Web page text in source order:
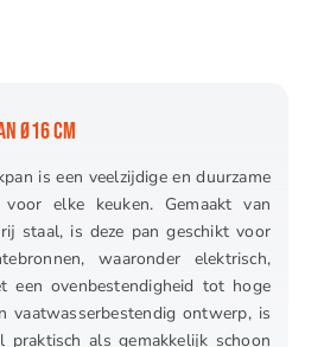
Ø16 CM
is een veelzijdige en duurzame
elke keuken. Gemaakt van
staal, is deze pan geschikt voor
waaronder elektrisch,
een ovenbestendigheid tot hoge
vaatwasserbestendig ontwerp, is
praktisch als gemakkelijk schoon